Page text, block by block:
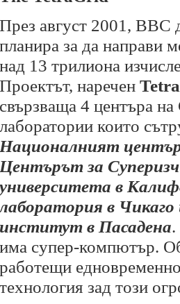
През август 2001,
планира за да направи
над 13 трилиона
Проектът, наречен
свързваща 4 центъра
лаборатории които
Националният център
Центърът за
университета в
лаборатория в
институт в Пасадена.
има супер-компютър.
работещи
технология зад този